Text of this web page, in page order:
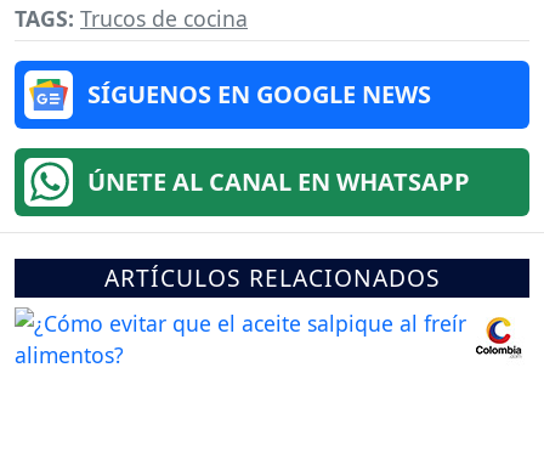
TAGS: Trucos de cocina
SÍGUENOS EN GOOGLE NEWS
ÚNETE AL CANAL EN WHATSAPP
ARTÍCULOS RELACIONADOS